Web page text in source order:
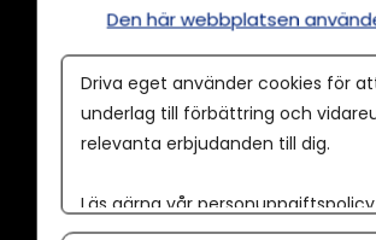
Våra användarvillkor
Annonspolicy
Tillgänglighet
Kontakt
Den här webbplatsen
Driva eget använder cookies för
underlag till förbättring och
relevanta erbjudanden till dig.
Läs gärna vår personuppgiftspolicy
Om du vill ändra ditt val i